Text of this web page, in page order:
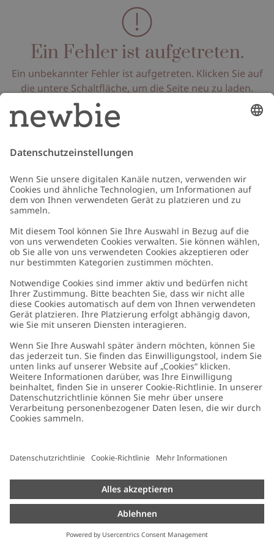
Ein Fehler ist aufgetreten.
Ein unbekannter Fehler ist aufgetreten. Klicken Sie auf
die untere Schaltfläche, um die Seite neu zu laden.
Seite neu laden